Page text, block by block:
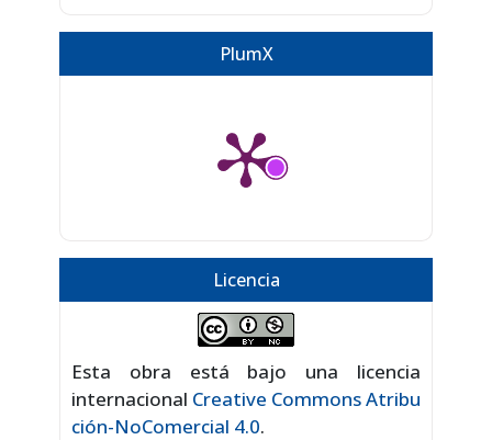
PlumX
Licencia
Esta obra está bajo una licencia
internacional Creative Commons Atribu
ción-NoComercial 4.0.